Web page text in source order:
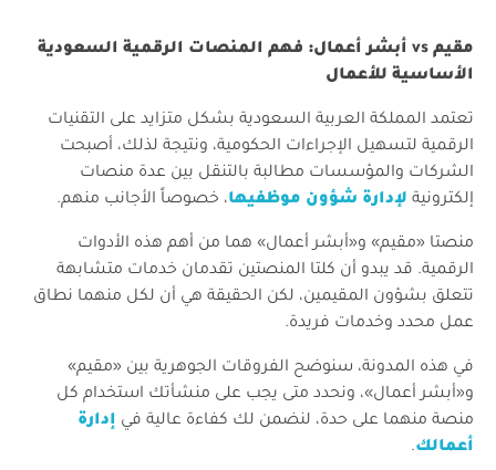
مقيم vs أبشر أعمال: فهم المنصات الرقمية السعودية
الأساسية للأعمال
​تعتمد المملكة العربية السعودية بشكل متزايد على التقنيات
الرقمية لتسهيل الإجراءات الحكومية، ونتيجة لذلك، أصبحت
الشركات والمؤسسات مطالبة بالتنقل بين عدة منصات
إلكترونية لإدارة شؤون موظفيها، خصوصاً الأجانب منهم.
​منصتا «مقيم» و«أبشر أعمال» هما من أهم هذه الأدوات
الرقمية. قد يبدو أن كلتا المنصتين تقدمان خدمات متشابهة
تتعلق بشؤون المقيمين، لكن الحقيقة هي أن لكل منهما نطاق
عمل محدد وخدمات فريدة.
​في هذه المدونة، سنوضح الفروقات الجوهرية بين «مقيم»
و«أبشر أعمال»، ونحدد متى يجب على منشأتك استخدام كل
منصة منهما على حدة، لنضمن لك كفاءة عالية في إدارة
أعمالك.